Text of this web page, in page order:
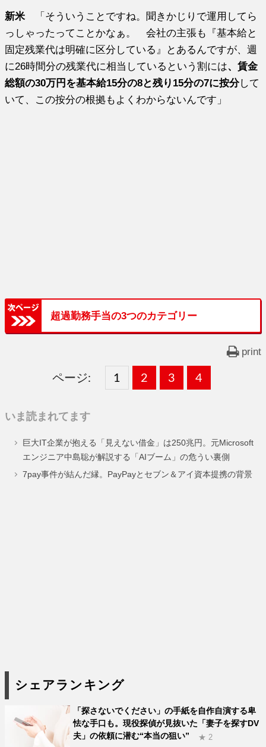
新米 「そういうことですね。聞きかじりで運用してら
っしゃったってことかなぁ。 会社の主張も『基本給と
固定残業代は明確に区分している』とあるんですが、週
に26時間分の残業代に相当しているという割には、賃金
総額の30万円を基本給15分の8と残り15分の7に按分して
いて、この按分の根拠もよくわからないんです」
超過勤務手当の3つのカテゴリー
print
ページ:
固
ー
ジ
1 ,
固
ー
ジ
2 ,
固
ー
ジ
3 ,
固
ー
ジ
4
いま読まれてます
巨大IT企業が抱える「見えない借金」は250兆円。元Microsoft
エンジニア中島聡が解説する「AIブーム」の危うい裏側
7pay事件が結んだ縁。PayPayとセブン＆アイ資本提携の背景
シェアランキング
「探さないでください」の手紙を自作自演する卑
怯な手口も。現役探偵が見抜いた「妻子を探すDV
夫」の依頼に潜む“本当の狙い”
★ 2